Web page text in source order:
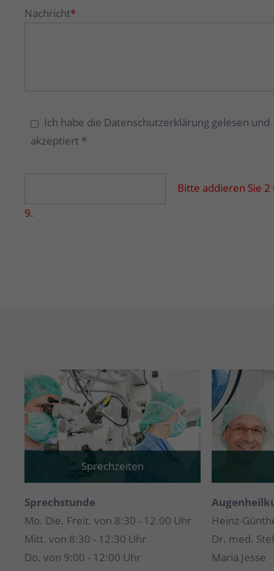
Nachricht*
Ich habe die Datenschutzerklärung gelesen und
akzeptiert *
Bitte addieren Sie 2
9.
Sprechzeiten
Sprechstunde
Mo. Die. Freit. von 8:30 - 12.00 Uhr
Mitt. von 8:30 - 12:30 Uhr
Do. von 9:00 - 12:00 Uhr
Heinz-
Dr. med.
Maria Jesse